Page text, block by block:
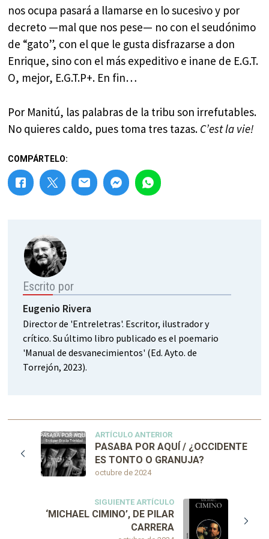
nos ocupa pasará a llamarse en lo sucesivo y por
decreto —mal que nos pese— no con el seudónimo
de “gato”, con el que le gusta disfrazarse a don
Enrique, sino con el más expeditivo e inane de E.G.T.
O, mejor, E.G.T.P+. En fin…
Por Manitú, las palabras de la tribu son irrefutables.
No quieres caldo, pues toma tres tazas. C’est la vie!
COMPÁRTELO:
Escrito por
Eugenio Rivera
Director de 'Entreletras'. Escritor, ilustrador y
crítico. Su último libro publicado es el poemario
'Manual de desvanecimientos' (Ed. Ayto. de
Torrejón, 2023).
ARTÍCULO ANTERIOR
octubre de 2024
PASABA POR AQUÍ / ¿OCCIDENTE
ES TONTO O GRANUJA?
SIGUIENTE ARTÍCULO
‘MICHAEL CIMINO’, DE PILAR
CARRERA